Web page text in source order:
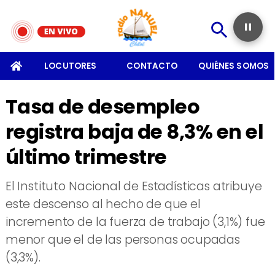
LOCUTORES CONTACTO QUIÉNES SOMOS
Tasa de desempleo
registra baja de 8,3% en el
último trimestre
​El Instituto Nacional de Estadísticas atribuye
este descenso al hecho de que el
incremento de la fuerza de trabajo (3,1%) fue
menor que el de las personas ocupadas
(3,3%).